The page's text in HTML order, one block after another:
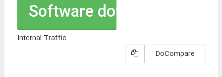
Software download
Internal Traffic
DoCompare